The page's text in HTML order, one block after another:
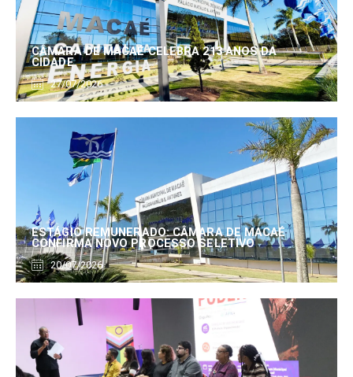
CÂMARA DE MACAÉ CELEBRA 213 ANOS DA
CIDADE
27/07/2026
ESTÁGIO REMUNERADO: CÂMARA DE MACAÉ
CONFIRMA NOVO PROCESSO SELETIVO
20/07/2026